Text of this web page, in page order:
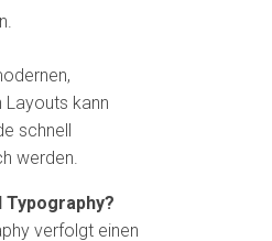
Layouts kann
schnell
werden.
Typography?
verfolgt einen